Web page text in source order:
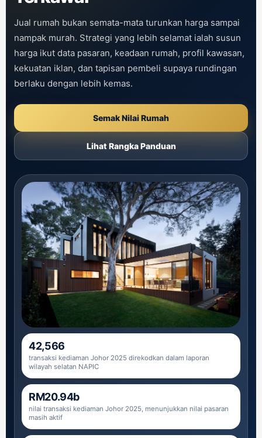
Jual rumah bukan semata-mata turunkan harga sampai
nampak murah. Strategi yang lebih selamat ialah susun
harga ikut data pasaran, keadaan rumah, profil kawasan,
kekuatan iklan, dan tapisan pembeli supaya rundingan
berlaku dengan lebih kemas.
Semak Nilai Rumah
Lihat Rangka Panduan
42,566
transaksi kediaman Johor 2025 direkodkan dalam laporan
wilayah selatan NAPIC
RM20.94b
nilai transaksi kediaman Johor 2025, menunjukkan nilai pasaran
masih aktif